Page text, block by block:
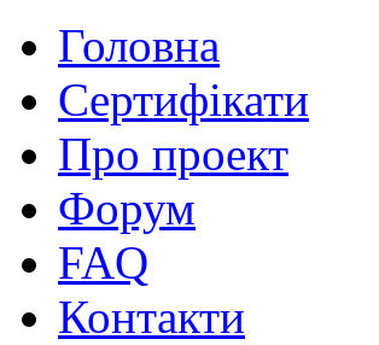
Головна
Сертифікати
Про проект
Форум
FAQ
Контакти